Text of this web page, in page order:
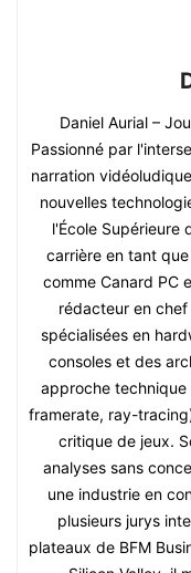
Daniel Aurial –
Passionné par
narration
nouvelles
l'École Supérieure
carrière en tant
comme Canard PC
rédacteur en
spécialisées en
consoles et des
approche technique
framerate, ray-
critique de jeux.
analyses sans
une industrie en
plusieurs jurys
plateaux de BFM